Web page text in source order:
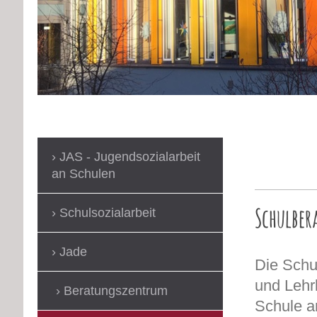
Die
und
Schule
JAS - Jugendsozialarbeit
an Schulen
Schulsozialarbeit
Jade
Beratungszentrum